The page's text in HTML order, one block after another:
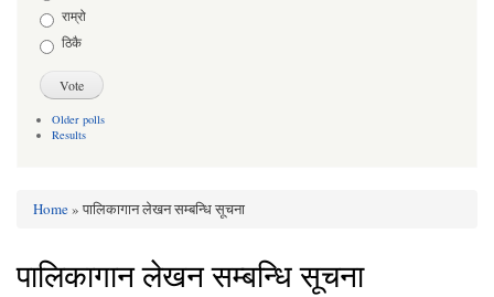
राम्रो
ठिकै
Older polls
Results
Home» पालिकागान लेखन सम्बन्धि सूचना
पालिकागान लेखन सम्बन्धि सूचना